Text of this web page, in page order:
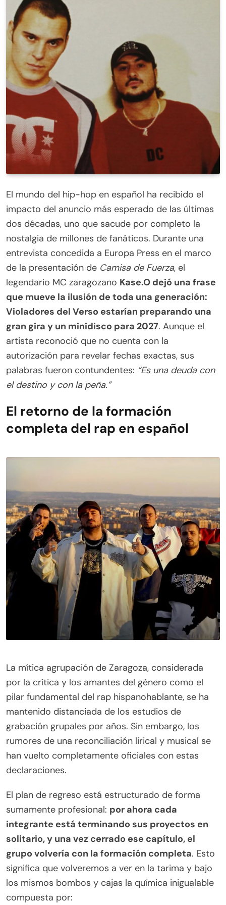
El mundo del hip-hop en español ha recibido el
impacto del anuncio más esperado de las últimas
dos décadas, uno que sacude por completo la
nostalgia de millones de fanáticos. Durante una
entrevista concedida a Europa Press en el marco
de la presentación de Camisa de Fuerza, el
legendario MC zaragozano Kase.O dejó una frase
que mueve la ilusión de toda una generación:
Violadores del Verso estarían preparando una
gran gira y un minidisco para 2027. Aunque el
artista reconoció que no cuenta con la
autorización para revelar fechas exactas, sus
palabras fueron contundentes: “Es una deuda con
el destino y con la peña.”
El retorno de la formación
completa del rap en español
La mítica agrupación de Zaragoza, considerada
por la crítica y los amantes del género como el
pilar fundamental del rap hispanohablante, se ha
mantenido distanciada de los estudios de
grabación grupales por años. Sin embargo, los
rumores de una reconciliación lirical y musical se
han vuelto completamente oficiales con estas
declaraciones.
El plan de regreso está estructurado de forma
sumamente profesional: por ahora cada
integrante está terminando sus proyectos en
solitario, y una vez cerrado ese capítulo, el
grupo volvería con la formación completa. Esto
significa que volveremos a ver en la tarima y bajo
los mismos bombos y cajas la química inigualable
compuesta por: